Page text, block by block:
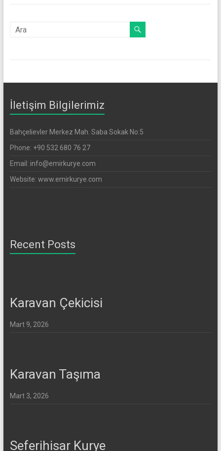
İletişim Bilgilerimiz
Bahçelievler Merkez Mah. Saba Sokak No:5
Phone: +90 532 680 76 27
Email: info@emirkurye.com
Website: www.emirkurye.com
Recent Posts
Karavan Çekicisi
Mart 9, 2026
Karavan Taşıma
Mart 3, 2026
Seferihisar Kurye